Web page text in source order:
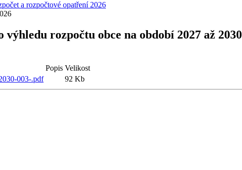
a rozpočtové opatření 2026
výhledu rozpočtu obce na období 2027 až 2030
Popis Velikost
003-.pdf
92 Kb